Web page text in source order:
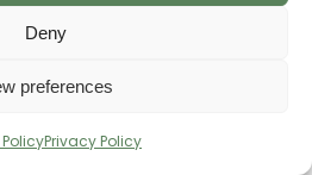
Deny
preferences
Privacy Policy
e Calabria
FRANCO,
anni – in uno